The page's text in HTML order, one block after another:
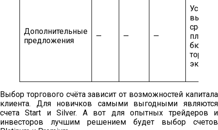
Дополнительные
предложения
— — —
вывод
Выбор торгового счёта зависит от возможностей капитала
клиента. Для новичков самыми выгодными являются
счета Start и Silver. А вот для опытных трейдеров и
инвесторов лучшим решением будет выбор счетов